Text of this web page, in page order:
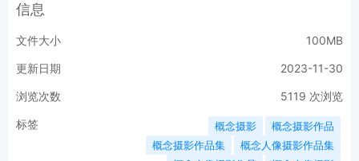
信息
文件大小 100MB
更新日期 2023-11-30
浏览次数 5119 次浏览
标签 概念摄影
概念摄影作品
概念摄影作品集
概念人像摄影作品集